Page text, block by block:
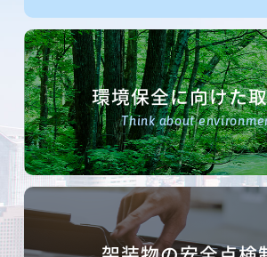
環境保全に向けた
Think about